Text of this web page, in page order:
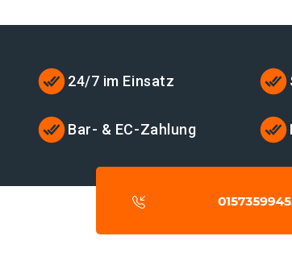
24/7 im Einsatz
Bar- & EC-Zahlung